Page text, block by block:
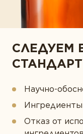
СЛЕДУЕМ
Научно-
Отказ от